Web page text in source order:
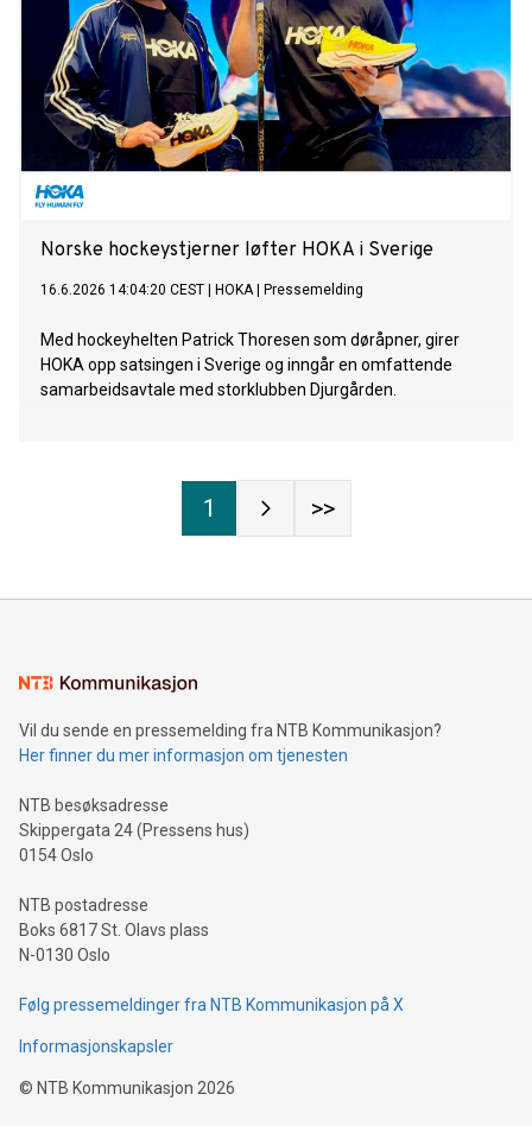
Norske hockeystjerner løfter HOKA i Sverige
16.6.2026 14:04:20 CEST HOKA| Pressemelding
Med hockeyhelten Patrick Thoresen som døråpner, girer
HOKA opp satsingen i Sverige og inngår en omfattende
samarbeidsavtale med storklubben Djurgården.
1 >>
Vil du sende en pressemelding fra NTB Kommunikasjon?
Her finner du mer informasjon om tjenesten
NTB besøksadresse
Skippergata 24 (Pressens hus)
0154 Oslo
NTB postadresse
Boks 6817 St. Olavs plass
N-0130 Oslo
Følg pressemeldinger fra NTB Kommunikasjon på X
Informasjonskapsler
© NTB Kommunikasjon 2026